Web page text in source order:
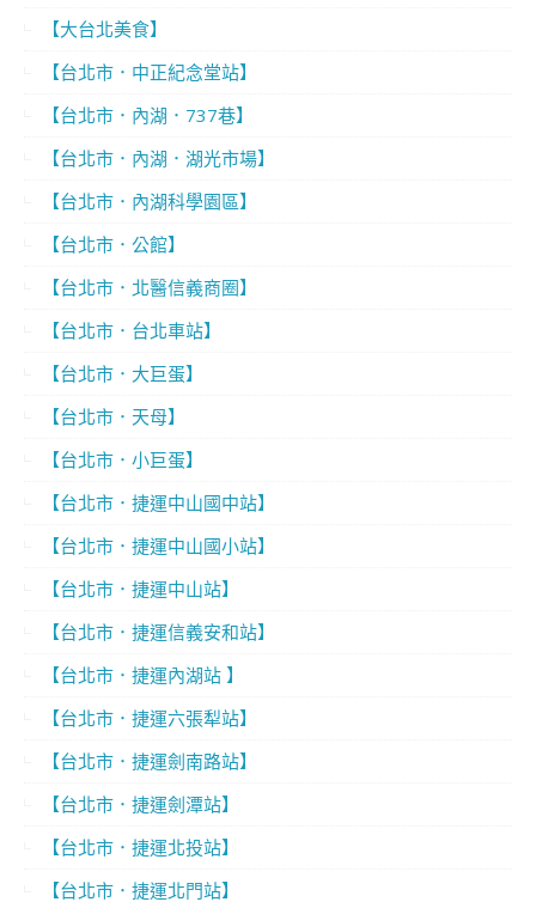
【大台北美食】
【台北市．中正紀念堂站】
【台北市．內湖．737巷】
【台北市．內湖．湖光市場】
【台北市．內湖科學園區】
【台北市．公館】
【台北市．北醫信義商圈】
【台北市．台北車站】
【台北市．大巨蛋】
【台北市．天母】
【台北市．小巨蛋】
【台北市．捷運中山國中站】
【台北市．捷運中山國小站】
【台北市．捷運中山站】
【台北市．捷運信義安和站】
【台北市．捷運內湖站 】
【台北市．捷運六張犁站】
【台北市．捷運劍南路站】
【台北市．捷運劍潭站】
【台北市．捷運北投站】
【台北市．捷運北門站】